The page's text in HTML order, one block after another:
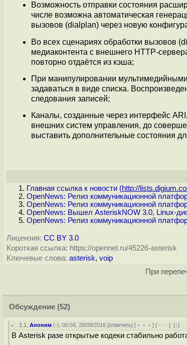
Возможность отправки состояния
числе возможна автоматическая
вызовов (dialplan) через новую
Во всех сценариях обработки вызовов
медиаконтента с внешнего HTTP-
повторно отдаётся из кэша;
При манипулировании
задаваться в виде списка.
следования записей;
Каналы, созданные через интерфейс
внешних систем управления, до
выставить дополнительные состояния
Главная ссылка к новости (http://
OpenNews: Релиз коммуникационной
OpenNews: Релиз коммуникационной
OpenNews: Вышел AsteriskNOW 3.0, Linux-
OpenNews: Релиз коммуникационной
Лицензия: CC BY 3.0
Короткая ссылка: https://opennet.ru/45226-asterisk
Ключевые слова: asterisk, voip
При
Обсуждение (52)
1.1 ,Аноним (-), 00:58, 28/09/2016 [ответить] [ ﹢﹢﹢] [ · · ·][↓]
В Asterisk разе открытые кодеки стабильно